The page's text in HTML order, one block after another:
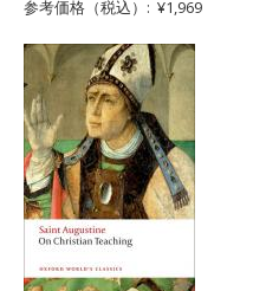
参考価格（税込）: ¥1,969